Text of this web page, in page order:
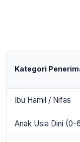
Kategori
Ibu Hamil / Nifas
Anak Usia Dini (0-